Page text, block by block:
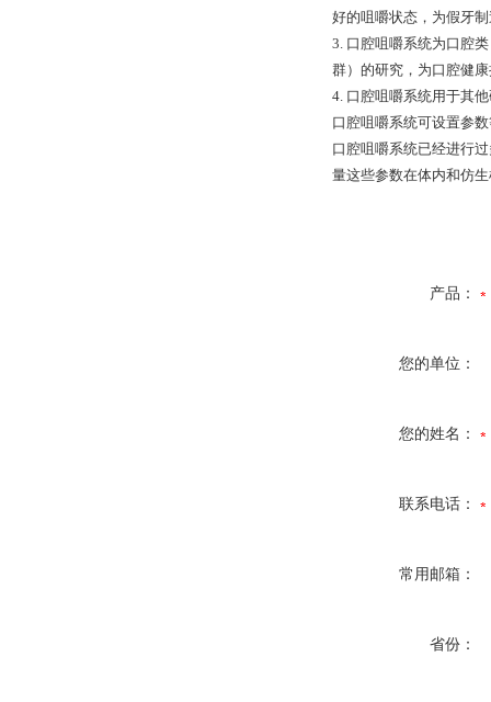
好的咀嚼状态，为假牙
3. 口腔咀嚼系统为口腔
群）的研究，为口腔健
4. 口腔咀嚼系统用于其
口腔咀嚼系统可设置参
口腔咀嚼系统已经进行
量这些参数在体内和仿
产品：
您的单位：
您的姓名：
联系电话：
常用邮箱：
省份：